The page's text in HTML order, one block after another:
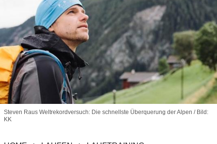
Steven Raus Weltrekordversuch: Die schnellste Überquerung der Alpen / Bild:
KK